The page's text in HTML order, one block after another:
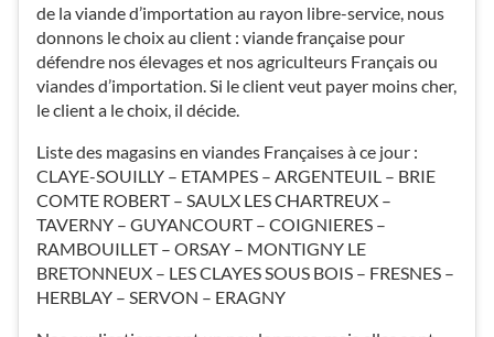
de la viande d’importation au rayon libre-service, nous
donnons le choix au client : viande française pour
défendre nos élevages et nos agriculteurs Français ou
viandes d’importation. Si le client veut payer moins cher,
le client a le choix, il décide.
Liste des magasins en viandes Françaises à ce jour :
CLAYE-SOUILLY – ETAMPES – ARGENTEUIL – BRIE
COMTE ROBERT – SAULX LES CHARTREUX –
TAVERNY – GUYANCOURT – COIGNIERES –
RAMBOUILLET – ORSAY – MONTIGNY LE
BRETONNEUX – LES CLAYES SOUS BOIS – FRESNES –
HERBLAY – SERVON – ERAGNY